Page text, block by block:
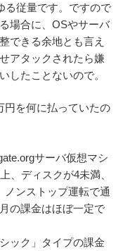
る従量です。ですので
場合に、OSやサーバ
できる余地とも言え
アタックされたら嫌
したことないので。
円を何に払っていたの
サーバ仮想マシ
、ディスクが4未満、
ンストップ運転で通
の課金はほぼ一定で
ック」タイプの課金